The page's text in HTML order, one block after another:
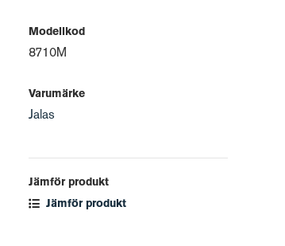
Modellkod
8710M
Varumärke
Jalas
Jämför produkt
Jämför produkt